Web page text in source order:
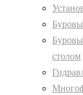
столом